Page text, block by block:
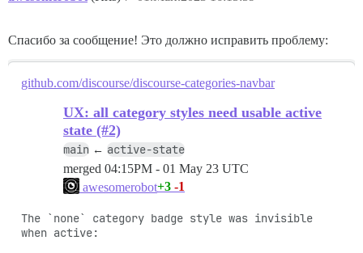
Спасибо за сообщение! Это должно исправить проблему:
github.com/discourse/discourse-categories-navbar
UX: all category styles need usable active
state (#2)
main ← active-state
merged 04:15PM - 01 May 23 UTC
awesomerobot+3 -1
The `none` category badge style was invisible
when active: